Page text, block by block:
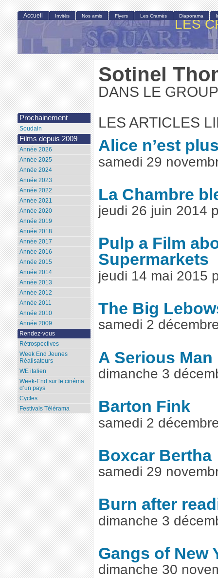
LES
Sotinel
DANS LE
LES ARTICLES
Alice n’est
samedi 29
La Chambre
jeudi 26 juin 2014
Pulp a Film
Supermarkets
jeudi 14 mai 2015
The Big
samedi 2
A Serious Man
dimanche 3
Barton Fink
samedi 2
Boxcar Bertha
samedi 29
Burn after
dimanche 3
Gangs of New
dimanche 30
Accueil Invités Nos amis Flyers Les Cramés Diaporama
Prochainement
Soudain
Films depuis 2009
Année 2026
Année 2025
Année 2024
Année 2023
Année 2022
Année 2021
Année 2020
Année 2019
Année 2018
Année 2017
Année 2016
Année 2015
Année 2014
Année 2013
Année 2012
Année 2011
Année 2010
Année 2009
Rendez-vous
Rétrospectives
Week End Jeunes
Réalisateurs
WE italien
Week-End sur le cinéma
d’un pays
Cycles
Festivals Télérama